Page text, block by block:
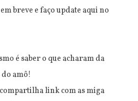
breve e faço update aqui no
é saber o que acharam da
amô!
link com as miga